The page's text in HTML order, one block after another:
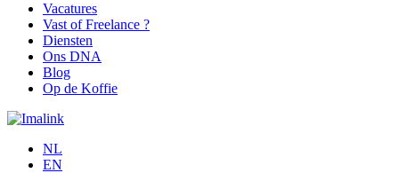
Vacatures
Vast of Freelance ?
Diensten
Ons DNA
Blog
Op de Koffie
NL
EN